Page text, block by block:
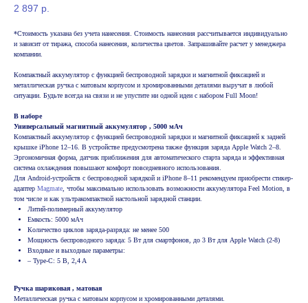
2 897 р.
*Стоимость указана без учета нанесения. Стоимость нанесения рассчитывается индивидуально
и зависит от тиража, способа нанесения, количества цветов. Запрашивайте расчет у менеджера
компании.
Компактный аккумулятор с функцией беспроводной зарядки и магнитной фиксацией и
металлическая ручка с матовым корпусом и хромированными деталями выручат в любой
ситуации. Будьте всегда на связи и не упустите ни одной идеи с набором Full Moon!
В наборе
Универсальный магнитный аккумулятор , 5000 мАч
Компактный аккумулятор с функцией беспроводной зарядки и магнитной фиксацией к задней
крышке iPhone 12–16. В устройстве предусмотрена также функция заряда Apple Watch 2–8.
Эргономичная форма, датчик приближения для автоматического старта заряда и эффективная
система охлаждения повышают комфорт повседневного использования.
Для Android-устройств с беспроводной зарядкой и iPhone 8–11 рекомендуем приобрести стикер-
адаптер Magmate , чтобы максимально использовать возможности аккумулятора Feel Motion, в
том числе и как ультракомпактной настольной зарядной станции.
Литий-полимерный аккумулятор
Емкость: 5000 мАч
Количество циклов заряда-разряда: не менее 500
Мощность беспроводного заряда: 5 Вт для смартфонов, до 3 Вт для Apple Watch (2-8)
Входные и выходные параметры:
– Type-C: 5 B, 2,4 A
Ручка шариковая , матовая
Металлическая ручка с матовым корпусом и хромированными деталями.